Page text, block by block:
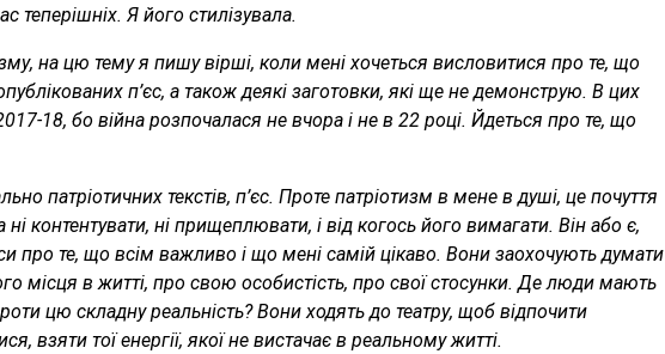
теперішніх. Я його стилізувала.
на цю тему я пишу вірші, коли мені хочеться висловитися про те, що
п’єс, а також деякі заготовки, які ще не демонструю. В цих
18, бо війна розпочалася не вчора і не в 22 році. Йдеться про те, що
патріотичних текстів, п’єс. Проте патріотизм в мене в душі, це почуття
контентувати, ні прищеплювати, і від когось його вимагати. Він або є,
про те, що всім важливо і що мені самій цікаво. Вони заохочують думати
місця в житті, про свою особистість, про свої стосунки. Де люди мають
цю складну реальність? Вони ходять до театру, щоб відпочити
взяти тої енергії, якої не вистачає в реальному житті.